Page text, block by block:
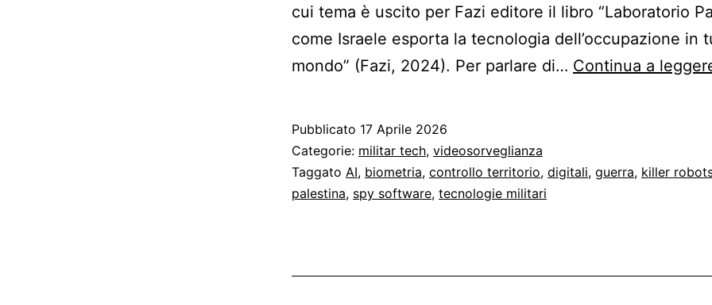
cui tema è uscito per Fazi editore il libro “Laboratorio
come Israele esporta la tecnologia dell’occupazione in
mondo” (Fazi, 2024). Per parlare di… Continua a
Pubblicato 17 Aprile 2026
Categorie: militar tech, videosorveglianza
Taggato AI, biometria, controllo territorio, digitali, guerra, killer
palestina, spy software, tecnologie militari